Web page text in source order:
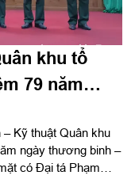
khu tổ
79 năm
Kỹ thuật Quân khu
ngày thương binh –
có Đại tá Phạm